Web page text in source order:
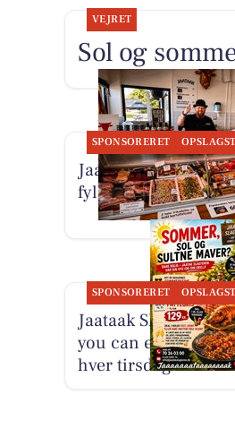
VEJRET
Sol og
SPONSORERET
Jaataak Slagteren
fyldt med kød og
SPONSORERET
Jaataak Slagteren
you can eat
hver tirsdag